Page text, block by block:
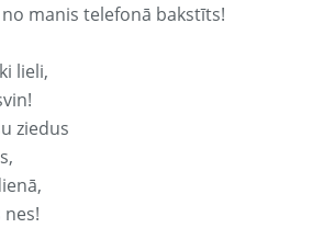
no manis telefonā bakstīts!
lieli,
ziedus